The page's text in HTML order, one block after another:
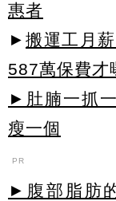
惠者
► 搬運工月
587萬保費才
►肚腩一抓
瘦一個
PR
►腹部脂肪